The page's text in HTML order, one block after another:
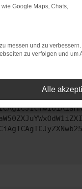
nicht mehr
zu beheben. Du
Google Maps, Chats,
messen und zu
zu verfolgen und um
Alle